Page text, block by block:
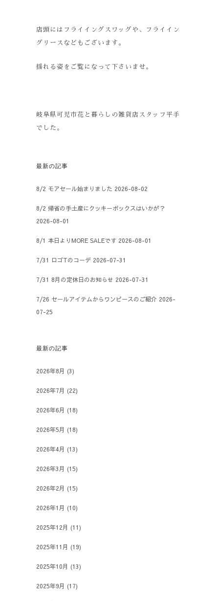
店頭にはフライイングスワッグや、フライイン
グリースなどもございます。
揺れる姿をご覧になって下さいませ。
岐阜県可児市花と暮らしの雑貨店スタッフ平手
でした。
最新の記事
8/2 モアセール始まりました 2026-08-02
8/2 帰省の手土産にクッキーボックスはいかが？
2026-08-01
8/1 本日よりMORE SALEです 2026-08-01
7/31 ロゴTのコーデ 2026-07-31
7/31 8月の定休日のお知らせ 2026-07-31
7/26 セールアイテムからワンピースのご紹介 2026-
07-25
最新の記事
2026年8月 (3)
2026年7月 (22)
2026年6月 (18)
2026年5月 (18)
2026年4月 (13)
2026年3月 (15)
2026年2月 (15)
2026年1月 (10)
2025年12月 (11)
2025年11月 (19)
2025年10月 (13)
2025年9月 (17)